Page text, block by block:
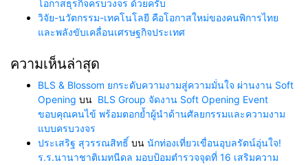
โอกาสธุรกิจครบวงจร ด้วยครับ
วิจัย-นวัตกรรม-เทคโนโลยี คือโอกาสใหม่ของคนพิการไทย
และพลังขับเคลื่อนเศรษฐกิจประเทศ
ความเห็นล่าสุด
BLS & Blossom ยกระดับความงามสู่ความมั่นใจ ผ่านงาน Soft
Opening บน BLS Group จัดงาน Soft Opening Event
ขอบคุณคนไข้ พร้อมตอกย้ำผู้นำด้านศัลยกรรมและความงาม
แบบครบวงจร
ประเสริฐ สุวรรณสิทธิ์ บน นักท่องเที่ยวเขื่อนอุบลรัตน์อุ่นใจ!
ร.ร.นานาชาติเมทนีดล มอบป้อมตำรวจจุดที่ 16 เสริมความ